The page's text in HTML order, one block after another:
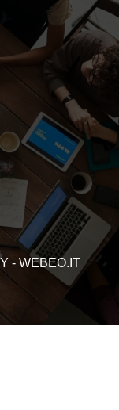
- WEBEO.IT